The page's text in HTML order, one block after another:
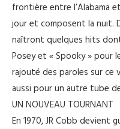
frontière entre l’Alabama
jour et composent la nuit.
naîtront quelques hits
Posey et « Spooky » pour
rajouté des paroles sur ce
aussi pour un autre tube
UN NOUVEAU TOURNANT
En 1970, JR Cobb devient